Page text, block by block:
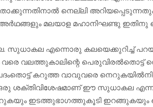
നെല്ലി
അര്‍ഥങ്ങളും മലയാള മഹാനിഘണ്ടു
സുധാകല എന്നൊരു കലയെക്കുറിച്ച്
വരെ വലത്തുകാലിന്റെ
കറുത്ത വാവുവരെ
ശക്തിവിശേഷമാണ് ഈ സുധാകല
ഇടത്തുഭാഗത്തുകൂടി ഇറങ്ങുകയും